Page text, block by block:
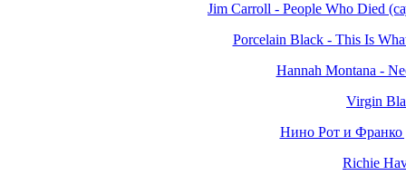
Jim Carroll - People Who Died
Porcelain Black - This Is
Hannah Montana -
Virgin
Нино Рот и Франко
Richie